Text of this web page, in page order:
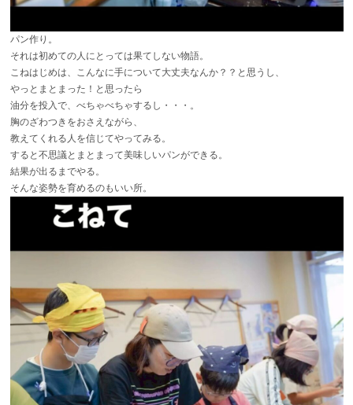
パン作り。
それは初めての人にとっては果てしない物語。
こねはじめは、こんなに手について大丈夫なんか？？と思うし、
やっとまとまった！と思ったら
油分を投入で、べちゃべちゃするし・・・。
胸のざわつきをおさえながら、
教えてくれる人を信じてやってみる。
すると不思議とまとまって美味しいパンができる。
結果が出るまでやる。
そんな姿勢を育めるのもいい所。